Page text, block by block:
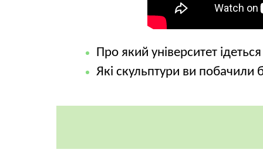
Про який університет
Які скульптури ви побачили